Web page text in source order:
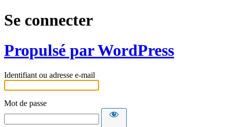
Se connecter
Propulsé par WordPress
Identifiant ou adresse e-mail
Mot de passe